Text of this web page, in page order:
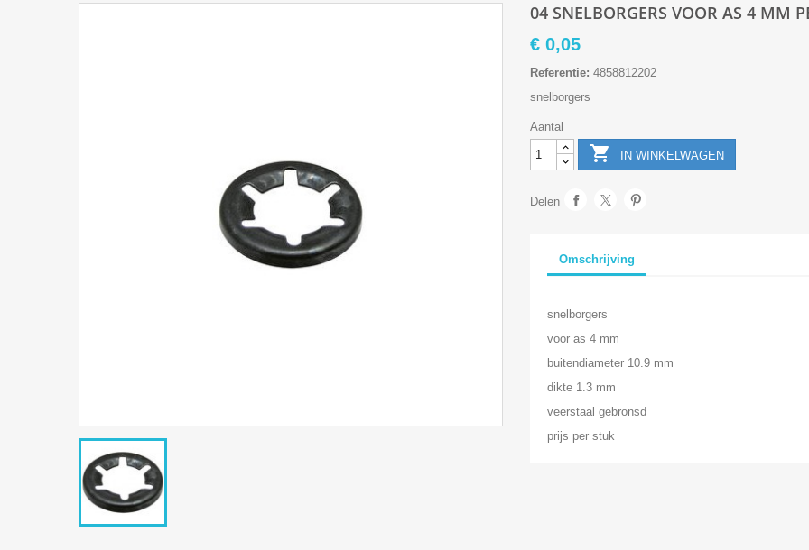
04 SNELBORGERS VOOR AS 4 MM
€ 0,05
Referentie: 4858812202
snelborgers
Aantal
 IN WINKELWAGEN
Delen
Omschrijving
snelborgers
voor as 4 mm
buitendiameter 10.9 mm
dikte 1.3 mm
veerstaal gebronsd
prijs per stuk